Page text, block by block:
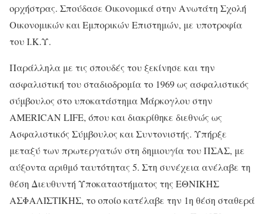
ορχήστρας. Σπούδασε Οικονομικά στην Ανωτάτη Σχολή
Οικονομικών και Εμπορικών Επιστημών, με υποτροφία
του Ι.Κ.Υ.
Παράλληλα με τις σπουδές του ξεκίνησε και την
ασφαλιστική του σταδιοδρομία το 1969 ως ασφαλιστικός
σύμβουλος στο υποκατάστημα Μάρκογλου στην
AMERICAN LIFE, όπου και διακρίθηκε διεθνώς ως
Ασφαλιστικός Σύμβουλος και Συντονιστής. Υπήρξε
μεταξύ των πρωτεργατών στη δημιουγία του ΠΣΑΣ, με
αύξοντα αριθμό ταυτότητας 5. Στη συνέχεια ανέλαβε τη
θέση Διευθυντή Υποκαταστήματος της ΕΘΝΙΚΗΣ
ΑΣΦΑΛΙΣΤΙΚΗΣ, το οποίο κατέλαβε την 1η θέση σταθερά